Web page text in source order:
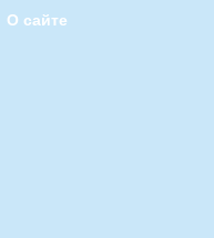
О сайте